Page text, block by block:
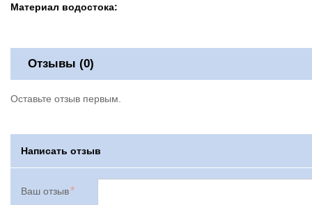
Материал водостока:
Отзывы (0)
Оставьте отзыв первым.
Написать отзыв
Ваш отзыв